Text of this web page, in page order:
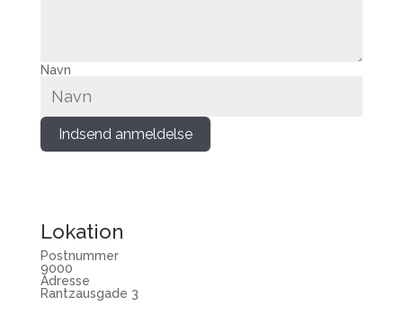
Navn
Indsend anmeldelse
Lokation
Postnummer
9000
Adresse
Rantzausgade 3